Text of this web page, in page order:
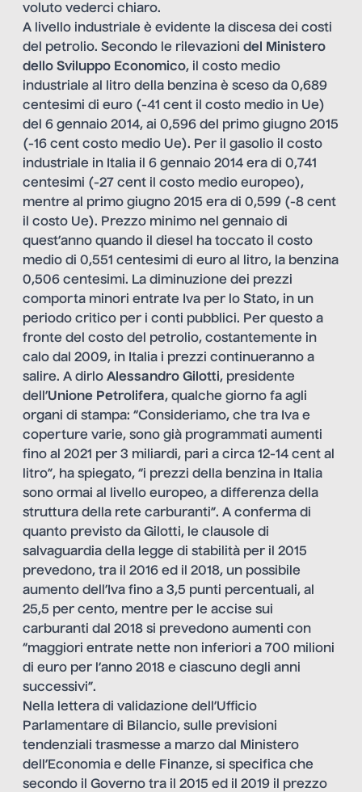
voluto vederci chiaro.
A livello industriale è evidente la discesa dei costi
del petrolio. Secondo le rilevazioni del Ministero
dello Sviluppo Economico, il costo medio
industriale al litro della benzina è sceso da 0,689
centesimi di euro (-41 cent il costo medio in Ue)
del 6 gennaio 2014, ai 0,596 del primo giugno 2015
(-16 cent costo medio Ue). Per il gasolio il costo
industriale in Italia il 6 gennaio 2014 era di 0,741
centesimi (-27 cent il costo medio europeo),
mentre al primo giugno 2015 era di 0,599 (-8 cent
il costo Ue). Prezzo minimo nel gennaio di
quest’anno quando il diesel ha toccato il costo
medio di 0,551 centesimi di euro al litro, la benzina
0,506 centesimi. La diminuzione dei prezzi
comporta minori entrate Iva per lo Stato, in un
periodo critico per i conti pubblici. Per questo a
fronte del costo del petrolio, costantemente in
calo dal 2009, in Italia i prezzi continueranno a
salire. A dirlo Alessandro Gilotti, presidente
dell’Unione Petrolifera, qualche giorno fa agli
organi di stampa: “Consideriamo, che tra Iva e
coperture varie, sono già programmati aumenti
fino al 2021 per 3 miliardi, pari a circa 12-14 cent al
litro”, ha spiegato, “i prezzi della benzina in Italia
sono ormai al livello europeo, a differenza della
struttura della rete carburanti”. A conferma di
quanto previsto da Gilotti, le clausole di
salvaguardia della legge di stabilità per il 2015
prevedono, tra il 2016 ed il 2018, un possibile
aumento dell’Iva fino a 3,5 punti percentuali, al
25,5 per cento, mentre per le accise sui
carburanti dal 2018 si prevedono aumenti con
“maggiori entrate nette non inferiori a 700 milioni
di euro per l’anno 2018 e ciascuno degli anni
successivi”.
Nella lettera di validazione dell’Ufficio
Parlamentare di Bilancio, sulle previsioni
tendenziali trasmesse a marzo dal Ministero
dell’Economia e delle Finanze, si specifica che
secondo il Governo tra il 2015 ed il 2019 il prezzo